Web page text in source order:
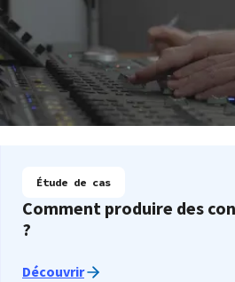
Étude de cas
Comment produire des
?
Découvrir